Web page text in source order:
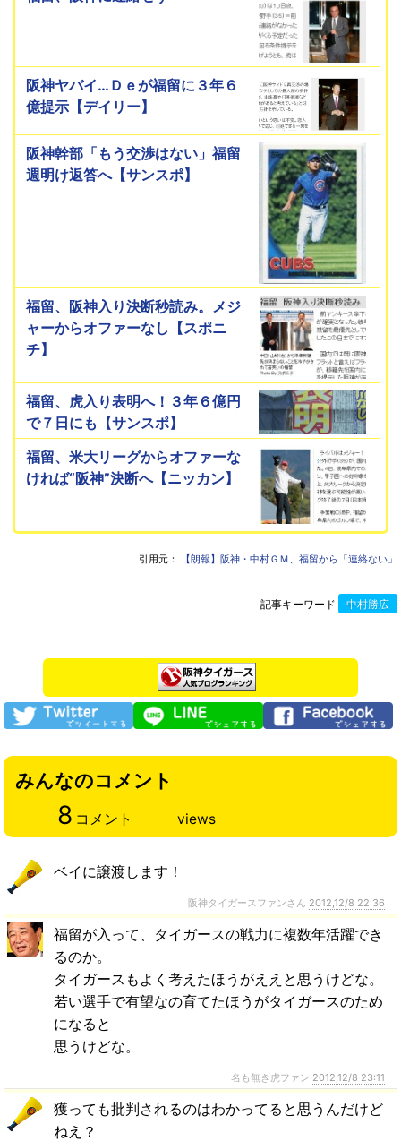
阪神ヤバイ…Ｄｅが福留に３年６
億提示【デイリー】
阪神幹部「もう交渉はない」福留
週明け返答へ【サンスポ】
福留、阪神入り決断秒読み。メジ
ャーからオファーなし【スポニ
チ】
福留、虎入り表明へ！３年６億円
で７日にも【サンスポ】
福留、米大リーグからオファーな
ければ“阪神”決断へ【ニッカン】
引用元： 【朗報】阪神・中村ＧＭ、福留から「連絡ない」
記事キーワード 中村勝広
みんなのコメント
8 コメント views
ベイに譲渡します！
阪神タイガースファンさん 2012,12/8 22:36
福留が入って、タイガースの戦力に複数年活躍でき
るのか。
タイガースもよく考えたほうがええと思うけどな。
若い選手で有望なの育てたほうがタイガースのため
になると
思うけどな。
名も無き虎ファン 2012,12/8 23:11
獲っても批判されるのはわかってると思うんだけど
ねえ？